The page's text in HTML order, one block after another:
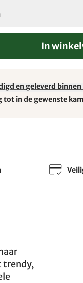
In
en geleverd binnen
tot in de gewenste
trendy,